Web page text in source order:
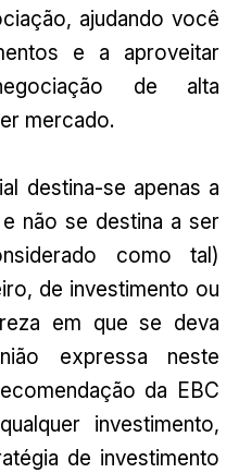
ajudando você
e a aproveitar
de alta
mercado.
destina-se apenas a
não se destina a ser
como tal)
de investimento ou
em que se deva
expressa neste
da EBC
investimento,
de investimento